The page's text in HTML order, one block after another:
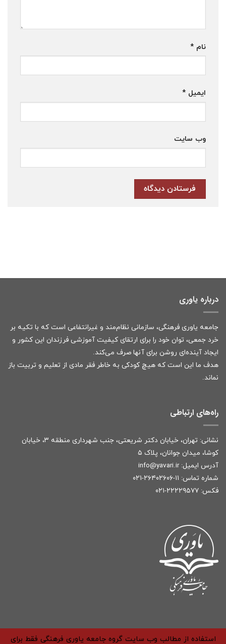
نام *
ایمیل *
وب‌ سایت
درباره یاوری
جامعه یاوری فرهنگی، سازمانی نظام‌مند و غیرانتفاعی است که با تکیه بر
خرد جمعی، توان خود را برای ارتقای کیفیت آموزشی فرزندان این کشور و
ایجاد آینده‌ای روشن برای آنها صرف می‌کند.
هدف ما این است که هیچ کودکی به خاطر فقر مادی از تعلیم و تربیت باز
نماند.
راه‌های ارتباطی
نشانی: تهران، خیابان دکتر شریعتی، جنب شهرداری منطقه ۳، خیابان
کوشا، میدان جوانان، پلاک ۵
آدرس ایمیل: info@yavari.ir
شماره تماس: ۱۱-۲۶۴۰۲۶۰۶-۰۲۱
فکس: ۲۲۲۲۹۵۷۷-۰۲۱
استفاده از مطالب وب سایت گروه جامعه یاوری فرهنگی فقط برای